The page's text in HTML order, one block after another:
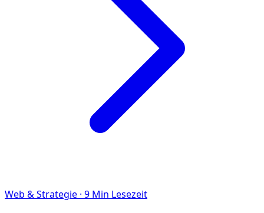
Web & Strategie · 9 Min Lesezeit